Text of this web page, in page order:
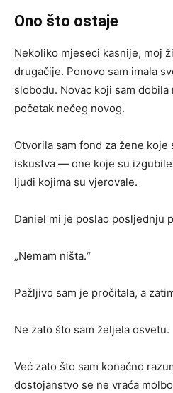
Ono što ostaje
Nekoliko mjeseci kasnije, moj
drugačije. Ponovo sam imala
slobodu. Novac koji sam
početak nečeg novog.
Otvorila sam fond za žene
iskustva — one koje su
ljudi kojima su vjerovale.
Daniel mi je poslao posljednju
„Nemam ništa.“
Pažljivo sam je pročitala, a
Ne zato što sam željela osvetu.
Već zato što sam konačno
dostojanstvo se ne vraća